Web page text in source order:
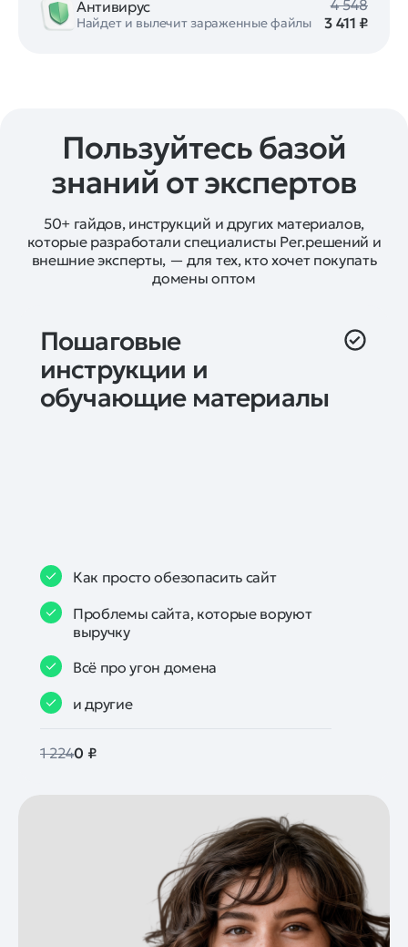
Антивирус
Найдет и вылечит зараженные файлы
4 548
3 411 ₽
Пользуйтесь базой
знаний от экспертов
50+ гайдов, инструкций и других материалов,
которые разработали специалисты Рег.решений и
внешние эксперты, — для тех, кто хочет покупать
домены оптом
Пошаговые
инструкции и
обучающие материалы
Как просто обезопасить сайт
Проблемы сайта, которые воруют
выручку
Всё про угон домена
и другие
1 2240 ₽